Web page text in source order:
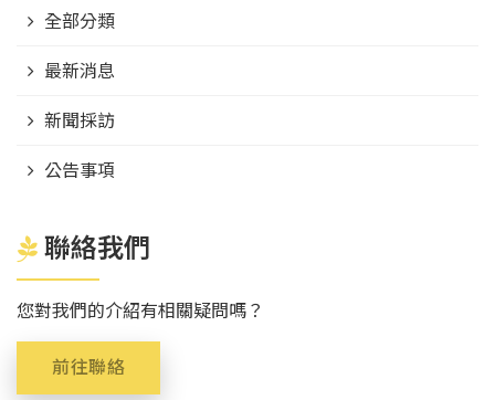
全部分類
最新消息
新聞採訪
公告事項
聯絡我們
您對我們的介紹有相關疑問嗎？
前往聯絡